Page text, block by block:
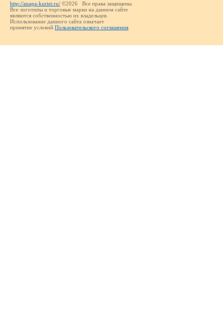
http://anapa-kurier.ru/ ©2026 Все права защищены.
Все логотипы и торговые марки на данном сайте
являются собственностью их владельцев.
Использование данного сайта означает
принятие условий Пользовательского соглашения